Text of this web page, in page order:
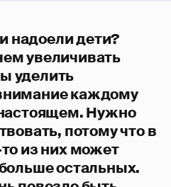
дети?
увеличивать
уделить
каждому
Нужно
потому что в
из них может
остальных.